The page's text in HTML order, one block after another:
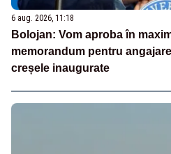
6 aug. 2026, 11:18
Bolojan: Vom aproba în
memorandum pentru
creșele inaugurate